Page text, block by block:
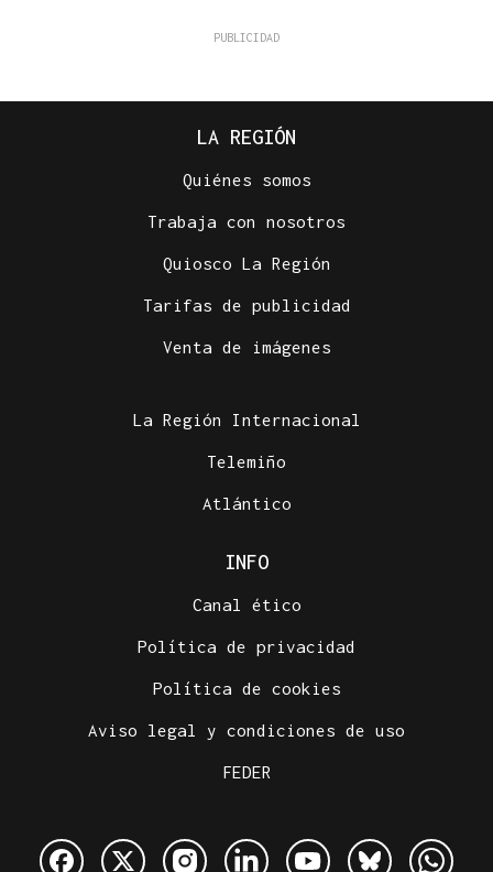
LA REGIÓN
Quiénes somos
Trabaja con nosotros
Quiosco La Región
Tarifas de publicidad
Venta de imágenes
La Región Internacional
Telemiño
Atlántico
INFO
Canal ético
Política de privacidad
Política de cookies
Aviso legal y condiciones de uso
FEDER